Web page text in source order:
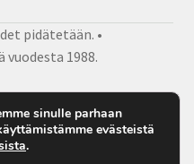
pidätetään. •
1988.
Facebook
sinulle parhaan
evästeistä
.